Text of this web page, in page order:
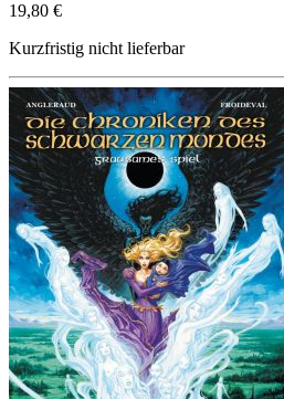
19,80 €
Kurzfristig nicht lieferbar